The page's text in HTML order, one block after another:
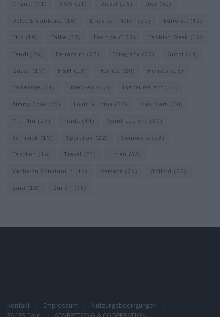
Chanel (71) COS (21) Diesel (16) Dior (52)
Dolce & Gabbana (18) Dries van Noten (20) Editorial (42)
Etro (18) Falke (35) Fashion (103) Fashion Week (19)
Fendi (26) Ferragamo (27) Fotografie (22) Gucci (69)
Guess (17) H&M (18) Hermes (20) Hermès (18)
homepage (71) Interview (82) Isabel Marant (23)
Jimmy Choo (20) Louis Vuitton (58) Max Mara (30)
Miu Miu (27) Prada (44) Saint Laurent (30)
Schmuck (17) Sportmax (22) Swarovski (23)
Taschen (16) Travel (23) Uhren (33)
Vacheron Constantin (16) Versace (26) Wolford (20)
Zara (18) Zürich (38)
kontakt Impressum
Nutzungsbedingungen
FACES Card
ADVERTISING & COOPERATION